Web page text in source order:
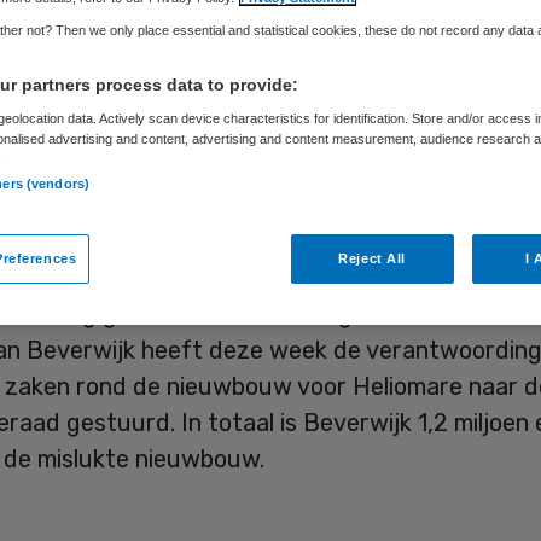
Skipr Redactie 21 maart 2013
van Heliomare in Beverwijk is definitief van
en het revalidatiecentrum hebben zes jaar
Beverwijk heeft deze week de
rond de nieuwbouw voor Heliomare naar
gestuurd. In totaal is Beverwijk 1,2 miljoen
mislukte nieuwbouw.
not? Then we only place essential and statistical cookies, these do not record any data
partners process data to provide:
data. Actively scan device characteristics for identification. Store and/or access
advertising and content, advertising and content measurement, audience research
(vendors)
Reject All I